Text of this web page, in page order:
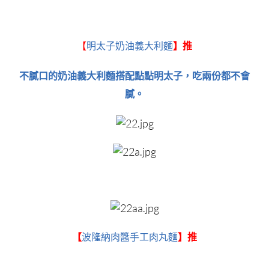
【明太子奶油義大利麵】推
不膩口的奶油義大利麵搭配點點明太子，吃兩份都不會
膩。
【波隆納肉醬手工肉丸麵】推